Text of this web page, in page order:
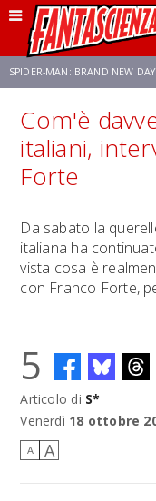
SPIDER-MAN: BRAND NEW DAY
FRANCO RICCIARDIELLO
Com'è
italiani,
Forte
Da sabato la
italiana ha
vista cosa è
con Franco Forte,
5
Articolo di S*
Venerdì 18 ottobre
A A